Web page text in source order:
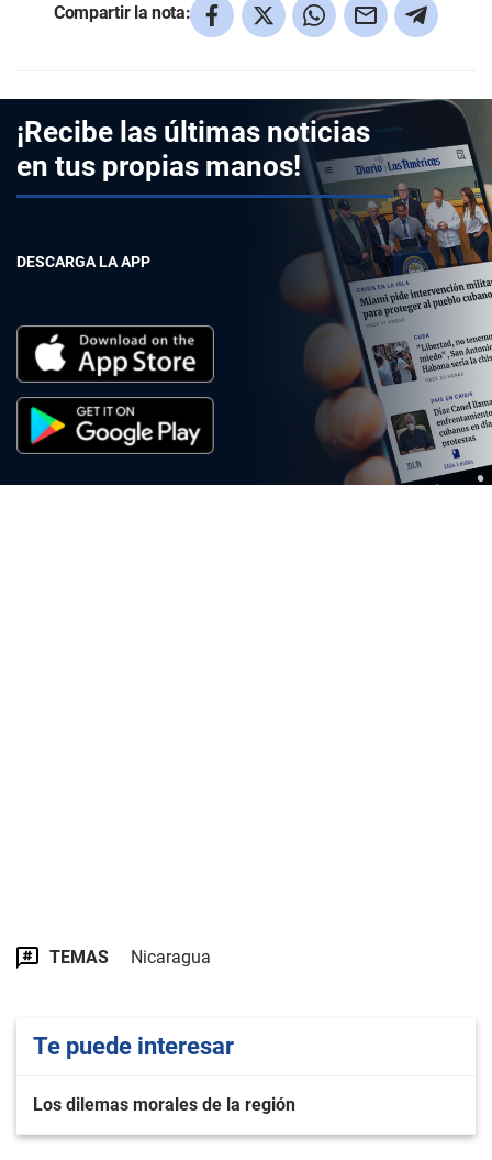
Compartir la nota:
¡Recibe las últimas noticias
en tus propias manos!
DESCARGA LA APP
TEMAS Nicaragua
Te puede interesar
Los dilemas morales de la región